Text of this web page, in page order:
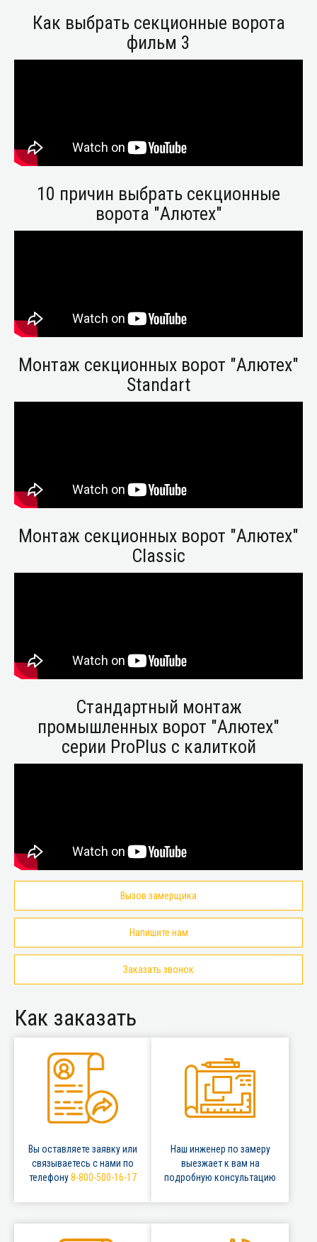
Как выбрать секционные ворота
фильм 3
10 причин выбрать секционные
ворота "Алютех"
Монтаж секционных ворот "Алютех"
Standart
Монтаж секционных ворот "Алютех"
Classic
Стандартный монтаж
промышленных ворот "Алютех"
серии ProPlus с калиткой
Вызов замерщика
Напишите нам
Заказать звонок
Как заказать
Вы оставляете заявку или
связываетесь с нами по
телефону8-800-500-16-17
Наш инженер по замеру
выезжает к вам на
подробную консультацию